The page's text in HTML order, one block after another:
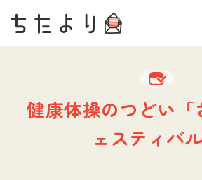
健康体操のつどい「
ェスティバル